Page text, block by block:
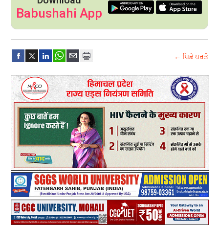
Babushahi App
← ਪਿਛੇ ਪਰਤੋ